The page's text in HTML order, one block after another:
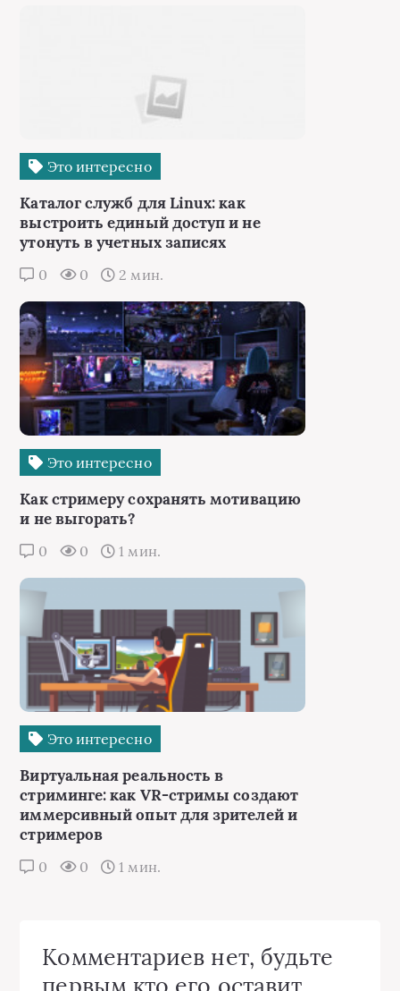
Это интересно
Каталог служб для Linux: как
выстроить единый доступ и не
утонуть в учетных записях
0 0 2 мин.
Это интересно
Как стримеру сохранять мотивацию
и не выгорать?
0 0 1 мин.
Это интересно
Виртуальная реальность в
стриминге: как VR-стримы создают
иммерсивный опыт для зрителей и
стримеров
0 0 1 мин.
Комментариев нет, будьте
первым кто его оставит